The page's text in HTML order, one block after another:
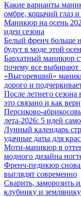
Какие варианты
омбре, кошачий глаз
Маникюр на осень
идеи сезона
Белый френч больше
будут в моде этой
Бархатный маникюр
почему все выбирают
«Выгоревший»
дорого и
После летнего
это связано и как
Персиково-
лета-2026: 5 идей
Лунный календарь
удачные даты для
Моти-маникюр в
модного дизайна
Френч-педикюр
выглядят современно
Сварить, заморозить
клубнику и